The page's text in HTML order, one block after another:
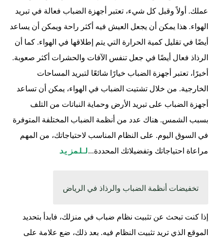
عملك. أولاً وقبل كل شيء، تعتبر أجهزة الضباب فعالة في تبريد
الهواء. هذا يمكن أن يجعل العيش فيه أكثر راحة ويمكن أن يساعد
أيضًا في تقليل كمية الحرارة التي يتم إطلاقها في الهواء. كما أن
الرذاذ فعال أيضًا في جعل تنفس الآفات والحشرات أكثر صعوبة.
أخيرًا، تعتبر أجهزة الضباب خيارًا شائعًا لتبريد المساحات
الخارجية. من خلال تشتيت الضباب في الهواء، يمكن أن تساعد
أجهزة الضباب على تبريد الأرض وحماية النباتات من التلف
بسبب الشمس. هناك عدد من أنظمة الضباب المختلفة المتوفرة
في السوق اليوم. على النظام المناسب لاحتياجاتك، من المهم
مراعاة احتياجاتك وتفضيلاتك المحددة...للمزيد
تخفيضات أنظمة الضباب والرذاذ في الرياض
إذا كنت تبحث عن تثبيت نظام ضباب في منزلك، فابدأ بتحديد
الموقع الذي تريد تثبيت النظام فيه. بعد ذلك، ضع علامة على